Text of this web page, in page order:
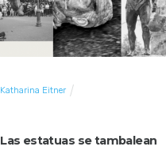
Las estatuas se tambalean
Katharina Eitner